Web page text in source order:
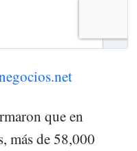
que en
más de 58,000